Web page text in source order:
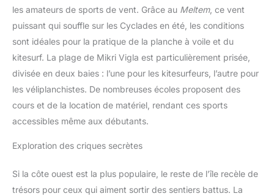
les amateurs de sports de vent. Grâce au Meltem, ce vent
puissant qui souffle sur les Cyclades en été, les conditions
sont idéales pour la pratique de la planche à voile et du
kitesurf. La plage de Mikri Vigla est particulièrement prisée,
divisée en deux baies : l’une pour les kitesurfeurs, l’autre pour
les véliplanchistes. De nombreuses écoles proposent des
cours et de la location de matériel, rendant ces sports
accessibles même aux débutants.
Exploration des criques secrètes
Si la côte ouest est la plus populaire, le reste de l’île recèle de
trésors pour ceux qui aiment sortir des sentiers battus. La